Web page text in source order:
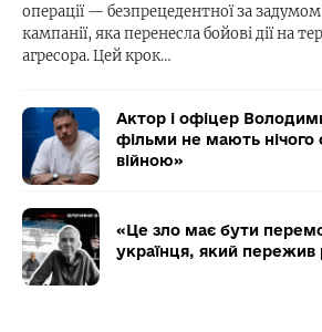
операції — безпрецедентної за
кампанії, яка перенесла бойові дії на
агресора. Цей крок…
Актор і офіцер
фільми не мають нічого
війною»
«Це зло має бути
українця, який пережив